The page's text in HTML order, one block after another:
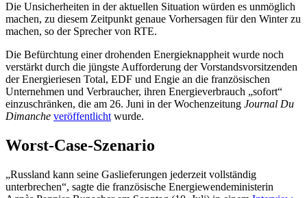
Die Unsicherheiten in der aktuellen Situation würden es unmöglich
machen, zu diesem Zeitpunkt genaue Vorhersagen für den Winter zu
machen, so der Sprecher von RTE.
Die Befürchtung einer drohenden Energieknappheit wurde noch
verstärkt durch die jüngste Aufforderung der Vorstandsvorsitzenden
der Energieriesen Total, EDF und Engie an die französischen
Unternehmen und Verbraucher, ihren Energieverbrauch „sofort“
einzuschränken, die am 26. Juni in der Wochenzeitung Journal Du
Dimanche veröffentlicht wurde.
Worst-Case-Szenario
„Russland kann seine Gaslieferungen jederzeit vollständig
unterbrechen“, sagte die französische Energiewendeministerin